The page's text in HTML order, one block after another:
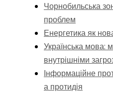
Чорнобильська
проблем
Енергетика як
Українська мова:
внутрішніми
Інформаційне
а протидія